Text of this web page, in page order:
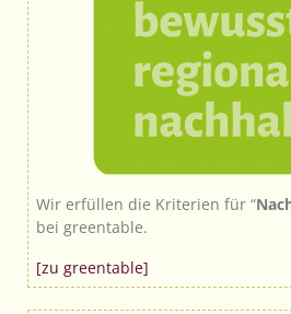
Wir erfüllen die Kriterien für “
bei greentable.
[zu greentable]